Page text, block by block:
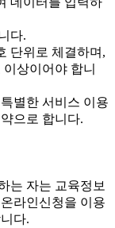
다.
단위로 체결하며,
상이어야 합니
별한 서비스 이용
으로 합니다.
는 자는 교육정보
라인신청을 이용
다.